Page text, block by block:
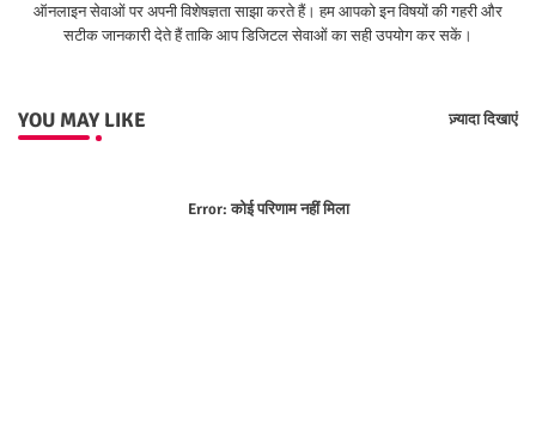
ऑनलाइन सेवाओं पर अपनी विशेषज्ञता साझा करते हैं। हम आपको इन विषयों की गहरी और
सटीक जानकारी देते हैं ताकि आप डिजिटल सेवाओं का सही उपयोग कर सकें।
YOU MAY LIKE ज़्यादा दिखाएं
Error:कोई परिणाम नहीं मिला